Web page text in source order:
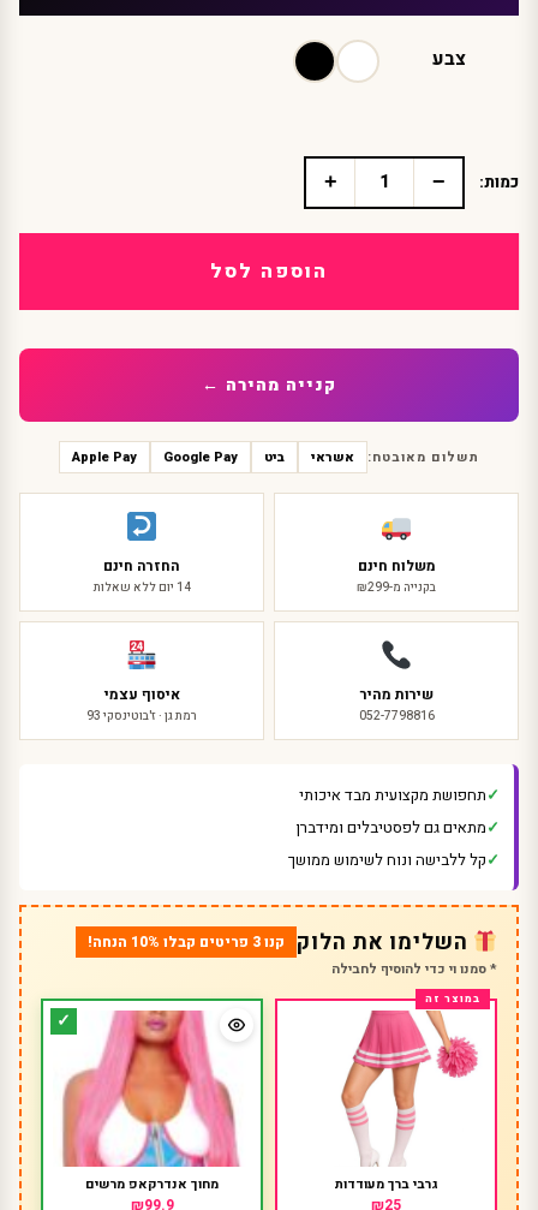
צבע
כמות
גרבי
כמות: −
+
הוספה לסל
קנייה מהירה ←
תשלום מאובטח: אשראי ביט Google Pay
Apple Pay
משלוח חינם
בקנייה מ-₪299
החזרה חינם
14 יום ללא שאלות
שירות מהיר
052-7798816
איסוף עצמי
רמת גן · ז'בוטינסקי 93
תחפושת מקצועית מבד איכותי
מתאים גם לפסטיבלים ומידברן
קל ללבישה ונוח לשימוש ממושך
השלימו את הלוק קנו 3 פריטים קבלו 10% הנחה!
* סמנו וי כדי להוסיף לחבילה
גרבי ברך מעודדות
₪25
מחוך אנדרקאפ מרשים
₪99.9